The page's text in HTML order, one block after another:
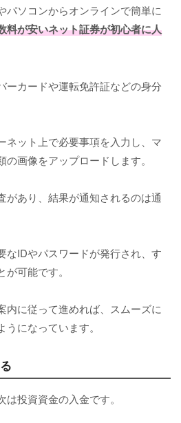
パソコンからオンラインで簡単に
料が安いネット証券が初心者に人
ーカードや運転免許証などの身分
ネット上で必要事項を入力し、マ
画像をアップロードします。
があり、結果が通知されるのは通
なIDやパスワードが発行され、す
可能です。
内に従って進めれば、スムーズに
になっています。
投資資金の入金です。